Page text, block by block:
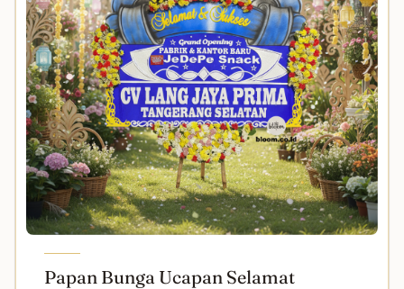
Papan Bunga Ucapan Selamat